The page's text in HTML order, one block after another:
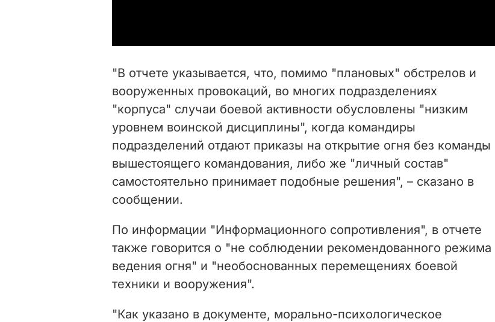
i
d
e
o
"В отчете указывается, что, помимо "плановых" обстрелов и
вооруженных провокаций, во многих подразделениях
"корпуса" случаи боевой активности обусловлены "низким
уровнем воинской дисциплины", когда командиры
подразделений отдают приказы на открытие огня без команды
вышестоящего командования, либо же "личный состав"
самостоятельно принимает подобные решения", – сказано в
сообщении.
По информации "Информационного сопротивления", в отчете
также говорится о "не соблюдении рекомендованного режима
ведения огня" и "необоснованных перемещениях боевой
техники и вооружения".
"Как указано в документе, морально-психологическое